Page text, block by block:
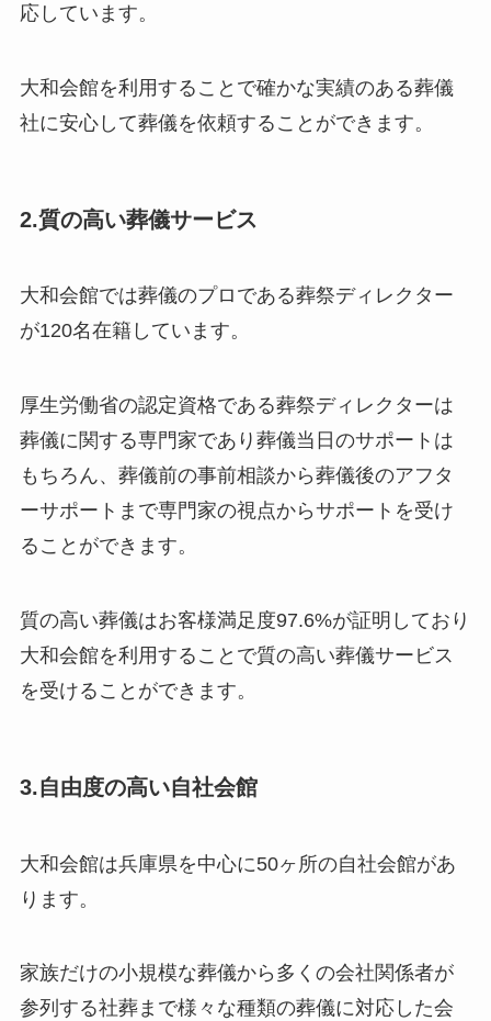
応しています。
大和会館を利用することで確かな実績のある葬儀
社に安心して葬儀を依頼することができます。
2.質の高い葬儀サービス
大和会館では葬儀のプロである葬祭ディレクター
が120名在籍しています。
厚生労働省の認定資格である葬祭ディレクターは
葬儀に関する専門家であり葬儀当日のサポートは
もちろん、葬儀前の事前相談から葬儀後のアフタ
ーサポートまで専門家の視点からサポートを受け
ることができます。
質の高い葬儀はお客様満足度97.6%が証明しており
大和会館を利用することで質の高い葬儀サービス
を受けることができます。
3.自由度の高い自社会館
大和会館は兵庫県を中心に50ヶ所の自社会館があ
ります。
家族だけの小規模な葬儀から多くの会社関係者が
参列する社葬まで様々な種類の葬儀に対応した会